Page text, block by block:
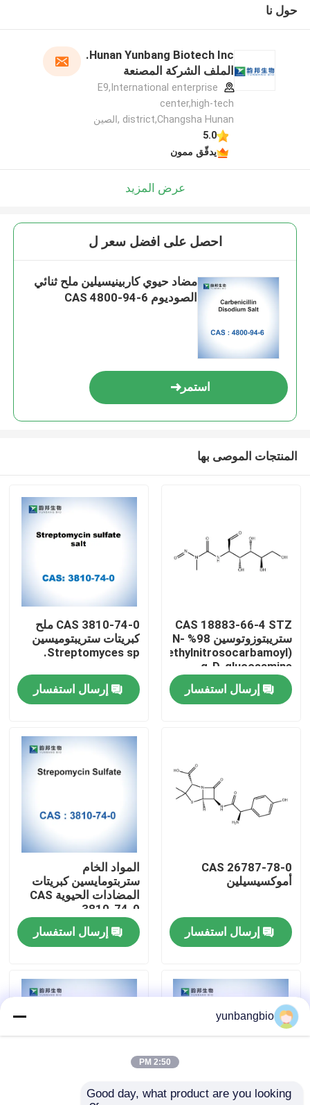
مسكن
معلومات عنا
مراقبة الجودة
اتصل بنا
حالات
الكواشف البيوكيميائية
حول نا
Hunan Yunbang Biotech Inc.
الملف الشركة المصنعة
E9,International enterprise
center,high-tech
district,Changsha Hunan ,الصين
5.0
يدقّق ممون
عرض المزيد
احصل على افضل سعر ل
مضاد حيوي كاربينيسيلين ملح ثنائي
الصوديوم CAS 4800-94-6
استمر
المنتجات الموصى بها
CAS 18883-66-4 STZ
ستريبتوزوتوسين 98% N-
((Methylnitrosocarbamoyl)
-α-D-glucosamine
إرسال استفسار
CAS 3810-74-0 ملح
كبريتات ستريبتوميسين
Streptomyces sp.
إرسال استفسار
CAS 26787-78-0
أموكسيسيلين
إرسال استفسار
المواد الخام
ستربتومايسين كبريتات
المضادات الحيوية CAS
3810-74-0
إرسال استفسار
yunbangbio
2:50 PM
Good day, what product are you looking